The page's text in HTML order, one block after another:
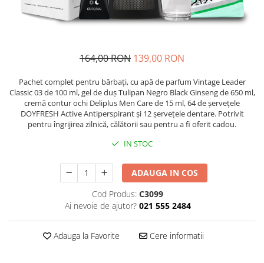
Curatare Intretinere Incaltaminte
Farmaceutice
Make-up
Fond de ten
Rujuri
Plasturi
Servetele Umede
164,00 RON 139,00 RON
Pachet complet pentru bărbați, cu apă de parfum Vintage Leader
Classic 03 de 100 ml, gel de duș Tulipan Negro Black Ginseng de 650 ml,
cremă contur ochi Deliplus Men Care de 15 ml, 64 de șervețele
DOYFRESH Active Antiperspirant și 12 șervețele dentare. Potrivit
pentru îngrijirea zilnică, călătorii sau pentru a fi oferit cadou.
IN STOC
ADAUGA IN COS
Cod Produs: C3099
Ai nevoie de ajutor? 021 555 2484
Adauga la Favorite Cere informatii